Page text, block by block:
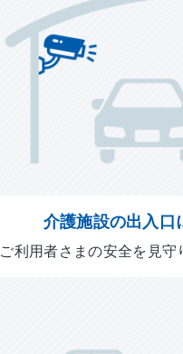
介護施設の出入口
ご利用者さまの安全を見守